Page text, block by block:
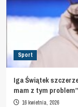
Sport
Iga Świątek
mam z tym problem”
16 kwietnia, 2026